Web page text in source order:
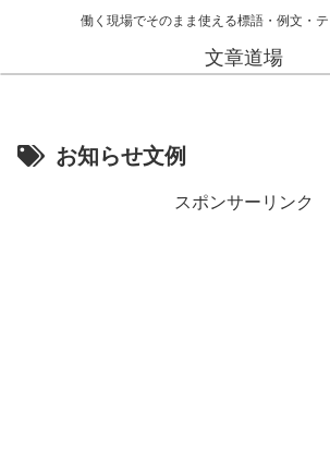
働く現場でそのまま使える標語・例文・
文章道場
お知らせ文例
スポンサーリンク